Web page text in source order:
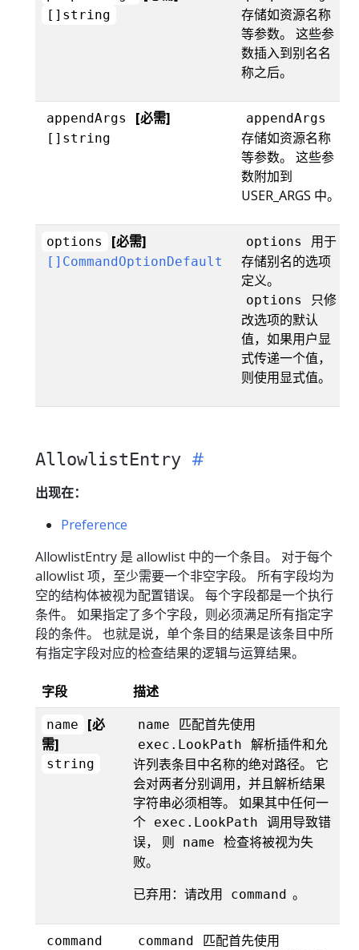
[]string
存储如资源名称
等参数。 这些参
数插入到别名名
称之后。
appendArgs [必需]
[]string
appendArgs
存储如资源名称
等参数。 这些参
数附加到
USER_ARGS 中。
options [必需]
[]CommandOptionDefault
options
用于
存储别名的选项
定义。
options
只修
改选项的默认
值，如果用户显
式传递一个值，
则使用显式值。
AllowlistEntry
出现在：
Preference
AllowlistEntry 是 allowlist 中的一个条目。 对于每个
allowlist 项，至少需要一个非空字段。 所有字段均为
空的结构体被视为配置错误。 每个字段都是一个执行
条件。 如果指定了多个字段，则必须满足所有指定字
段的条件。 也就是说，单个条目的结果是该条目中所
有指定字段对应的检查结果的逻辑与运算结果。
字段 描述
name
[必
需]
string
name 匹配首先使用
exec.LookPath
解析插件和允
许列表条目中名称的绝对路径。 它
会对两者分别调用，并且解析结果
字符串必须相等。 如果其中任何一
个 exec.LookPath
调用导致错
误， 则
name
检查将被视为失
败。
已弃用：请改用
command 。
command command 匹配首先使用